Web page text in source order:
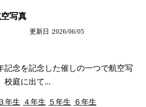
写真
更新日 2026/06/05
記念を記念した催しの一つで航空写
校庭に出て...
年生 ４年生 ５年生 ６年生